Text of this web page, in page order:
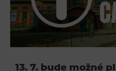
13. 7. bude možné